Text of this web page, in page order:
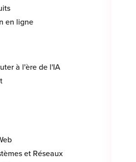
en ligne
à l'ère de l'IA
et Réseaux